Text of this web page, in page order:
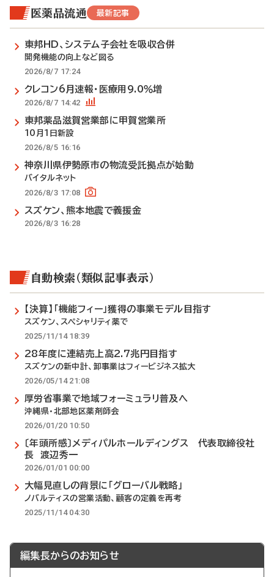
医薬品流通 最新記事
東邦HD、システム子会社を吸収合併
開発機能の向上など図る
2026/8/7 17:24
クレコン6月速報・医療用9.0％増
2026/8/7 14:42
東邦薬品滋賀営業部に甲賀営業所
10月1日新設
2026/8/5 16:16
神奈川県伊勢原市の物流受託拠点が始動
バイタルネット
2026/8/3 17:08
スズケン、熊本地震で義援金
2026/8/3 16:28
自動検索（類似記事表示）
【決算】「機能フィー」獲得の事業モデル目指す
スズケン、スペシャリティ薬で
2025/11/14 18:39
28年度に連結売上高2.7兆円目指す
スズケンの新中計、卸事業はフィービジネス拡大
2026/05/14 21:08
厚労省事業で地域フォーミュラリ普及へ
沖縄県・北部地区薬剤師会
2026/01/20 10:50
〔年頭所感〕メディパルホールディングス 代表取締役社
長 渡辺秀一
2026/01/01 00:00
大幅見直しの背景に「グローバル戦略」
ノバルティスの営業活動、顧客の定義を再考
2025/11/14 04:30
編集長からのお知らせ